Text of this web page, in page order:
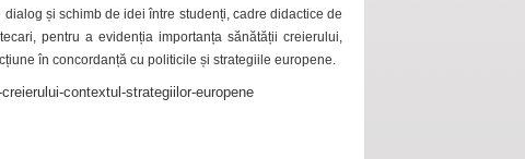
și schimb de idei între studenți, cadre didactice de
pentru a evidenția importanța sănătății creierului,
în concordanță cu politicile și strategiile europene.
contextul-strategiilor-europene